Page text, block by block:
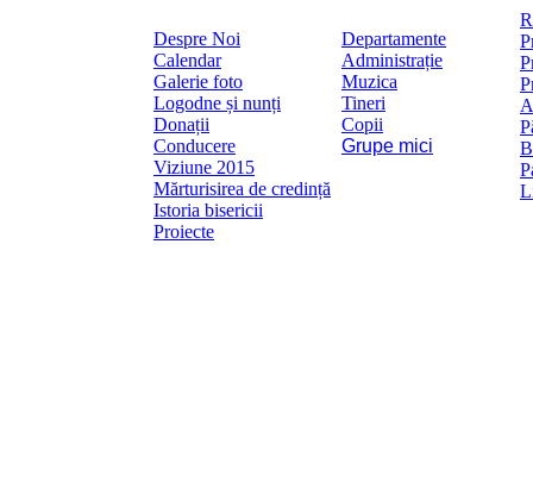
Despre Noi
Calendar
Galerie foto
Logodne și nunți
Donații
Conducere
Viziune 2015
Mărturisirea de credință
Istoria bisericii
Proiecte
Departamente
Administrație
Muzica
Tineri
Copii
Grupe mici